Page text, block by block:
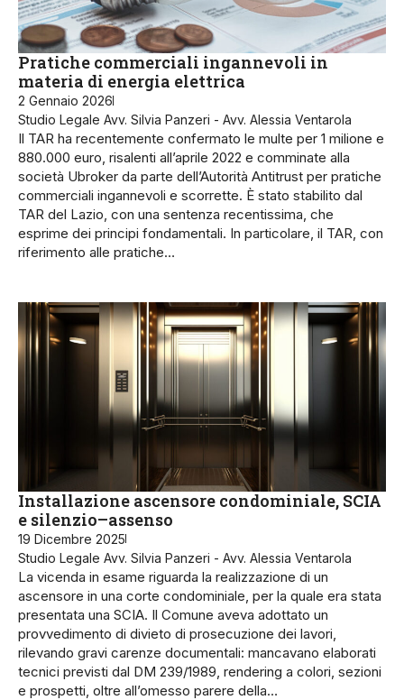
Pratiche commerciali ingannevoli in
materia di energia elettrica
2 Gennaio 2026
Studio Legale Avv. Silvia Panzeri - Avv. Alessia Ventarola
Il TAR ha recentemente confermato le multe per 1 milione e
880.000 euro, risalenti all’aprile 2022 e comminate alla
società Ubroker da parte dell’Autorità Antitrust per pratiche
commerciali ingannevoli e scorrette. È stato stabilito dal
TAR del Lazio, con una sentenza recentissima, che
esprime dei principi fondamentali. In particolare, il TAR, con
riferimento alle pratiche…
Installazione ascensore condominiale, SCIA
e silenzio–assenso
19 Dicembre 2025
Studio Legale Avv. Silvia Panzeri - Avv. Alessia Ventarola
La vicenda in esame riguarda la realizzazione di un
ascensore in una corte condominiale, per la quale era stata
presentata una SCIA. Il Comune aveva adottato un
provvedimento di divieto di prosecuzione dei lavori,
rilevando gravi carenze documentali: mancavano elaborati
tecnici previsti dal DM 239/1989, rendering a colori, sezioni
e prospetti, oltre all’omesso parere della…